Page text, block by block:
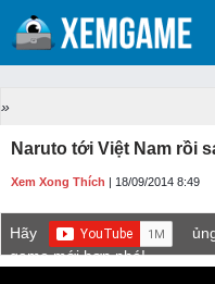
»
Naruto tới Việt Nam rồi
Xem Xong Thích | 18/09/2014 8:49
Hãy
game mới hơn nhé!